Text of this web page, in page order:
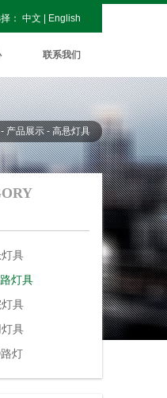
： 中文 English
联系我们
产品展示 - 高悬灯具
具
路灯具
具
具
灯